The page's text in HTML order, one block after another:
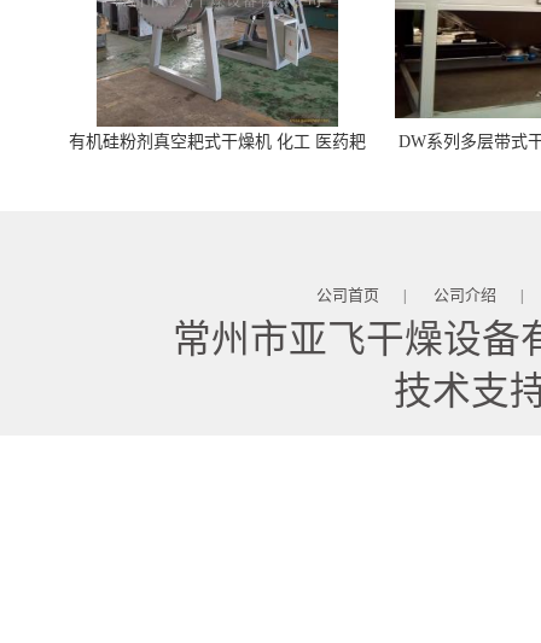
有机硅粉剂真空耙式干燥机 化工 医药耙
DW系列多层带式
公司首页 | 公司介绍 |
常州市亚飞干燥设备
技术支